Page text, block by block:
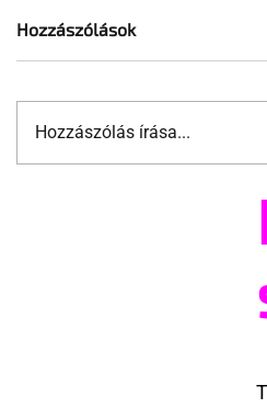
Meleg szerelmi
folytatódik A Simpson
Hozzászólások
Hozzászólás írása...